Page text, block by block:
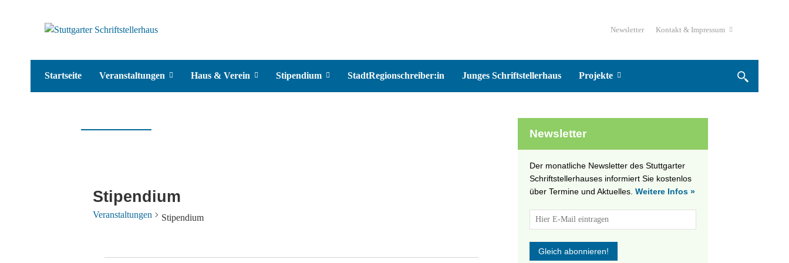
Newsletter Kontakt & Impressum
Startseite Veranstaltungen Haus & Verein Stipendium StadtRegionschreiber:in Junges Schriftstellerhaus Projekte
Stipendium
Veranstaltungen Stipendium
Newsletter
Der monatliche Newsletter des Stuttgarter
Schriftstellerhauses informiert Sie kostenlos
über Termine und Aktuelles. Weitere Infos »